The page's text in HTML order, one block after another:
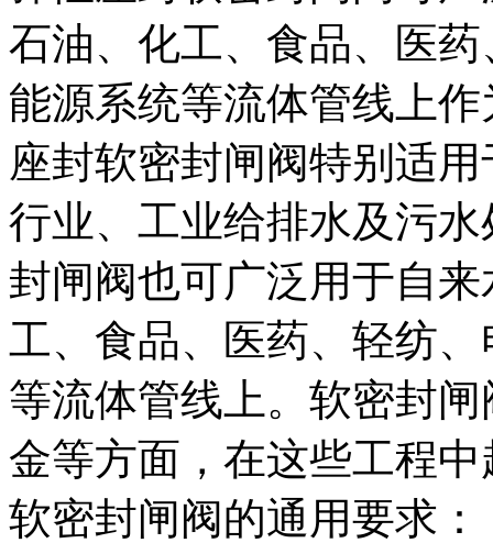
石油、化工、食品、医
能源系统等流体管线上
座封软密封闸阀特别适
行业、工业给排水及污
封闸阀也可广泛用于自
工、食品、医药、轻纺
等流体管线上。软密封
金等方面，在这些工程
软密封闸阀的通用要求：